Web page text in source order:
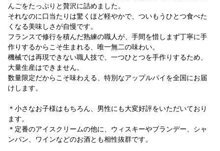
んごをたっぷりと贅沢に詰めました。
それなのに口当たりは驚くほど軽やかで、ついもうひとつ食べた
くなる美味しさが自慢です。
フランスで修行を積んだ熟練の職人が、手間を惜しまず丁寧に手
作りするからこそ生まれる、唯一無二の味わい。
機械では再現できない職人技で、一つひとつを手作りするため、
大量生産はできません。
数量限定だからこそ味わえる、特別なアップルパイを全国にお届
けします。
＊小さなお子様はもちろん、男性にも大変好評をいただいており
ます。
＊定番のアイスクリームの他に、ウィスキーやブランデー、シャ
ンパン、ワインなどのお酒とも相性抜群です。